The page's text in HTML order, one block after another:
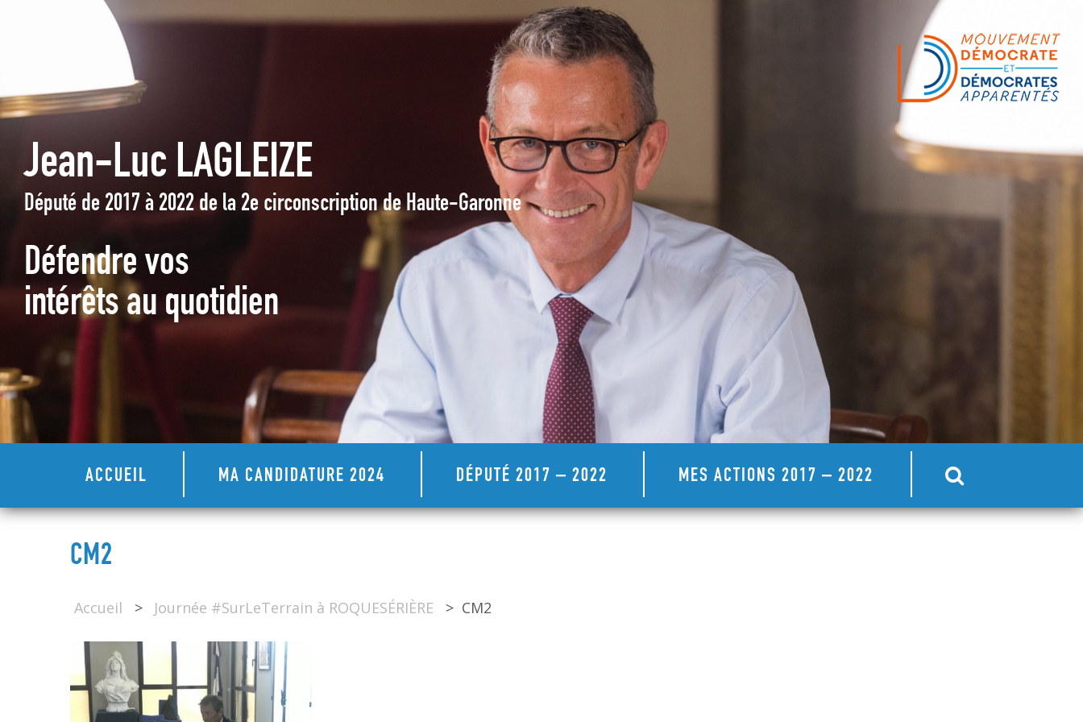
Jean-Luc LAGLEIZE
Député de 2017 à 2022 de la 2e circonscription de Haute-Garonne
Défendre vos
intérêts au quotidien
ACCUEIL MA CANDIDATURE 2024 DÉPUTÉ 2017 – 2022 MES ACTIONS 2017 – 2022
CM2
Accueil > Journée #SurLeTerrain à ROQUESÉRIÈRE > CM2